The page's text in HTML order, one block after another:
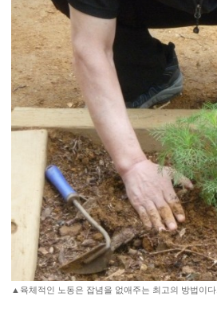
▲육체적인 노동은 잡념을 없애주는 최고의 방법이다.